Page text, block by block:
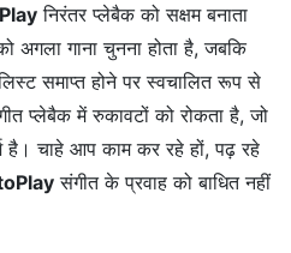
निरंतर प्लेबैक को सक्षम बनाता
गाना चुनना होता है, जबकि
समाप्त होने पर स्वचालित रूप से
प्लेबैक में रुकावटों को रोकता है, जो
चाहे आप काम कर रहे हों, पढ़ रहे
संगीत के प्रवाह को बाधित नहीं